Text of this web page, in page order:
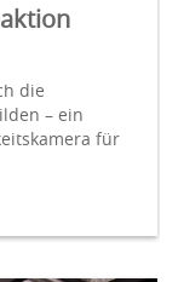
die
– ein
für